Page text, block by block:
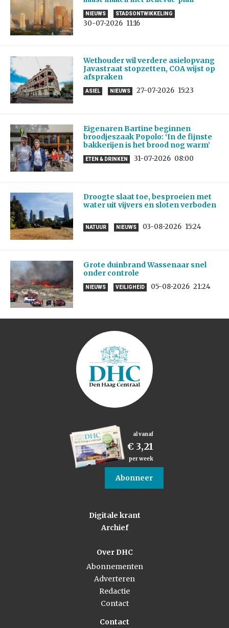
NIEUWS STADSONTWIKKELING
30-07-2026 11:16
Wethouder wil verdere asielopvang
Javastraat stopzetten, COA wijst op
afspraken
ASIEL NIEUWS 27-07-2026 15:23
Eigenaren Bartine beginnen
broodjeszaak Popolo: ‘In de fijnste
bakkerijen is het brood nog warm’
ETEN & DRINKEN 31-07-2026 08:00
Droogte slaat toe, besproeien met
water uit vijvers en sloten verboden
NATUUR NIEUWS 03-08-2026 15:24
Grote duinbrand Wassenaar snel
onder controle
NIEUWS VEILIGHEID 05-08-2026 21:24
al vanaf
€ 3,21
per week
Abonneer
Digitale krant
Archief
Over DHC
Abonnementen
Adverteren
Redactie
Contact
Contact